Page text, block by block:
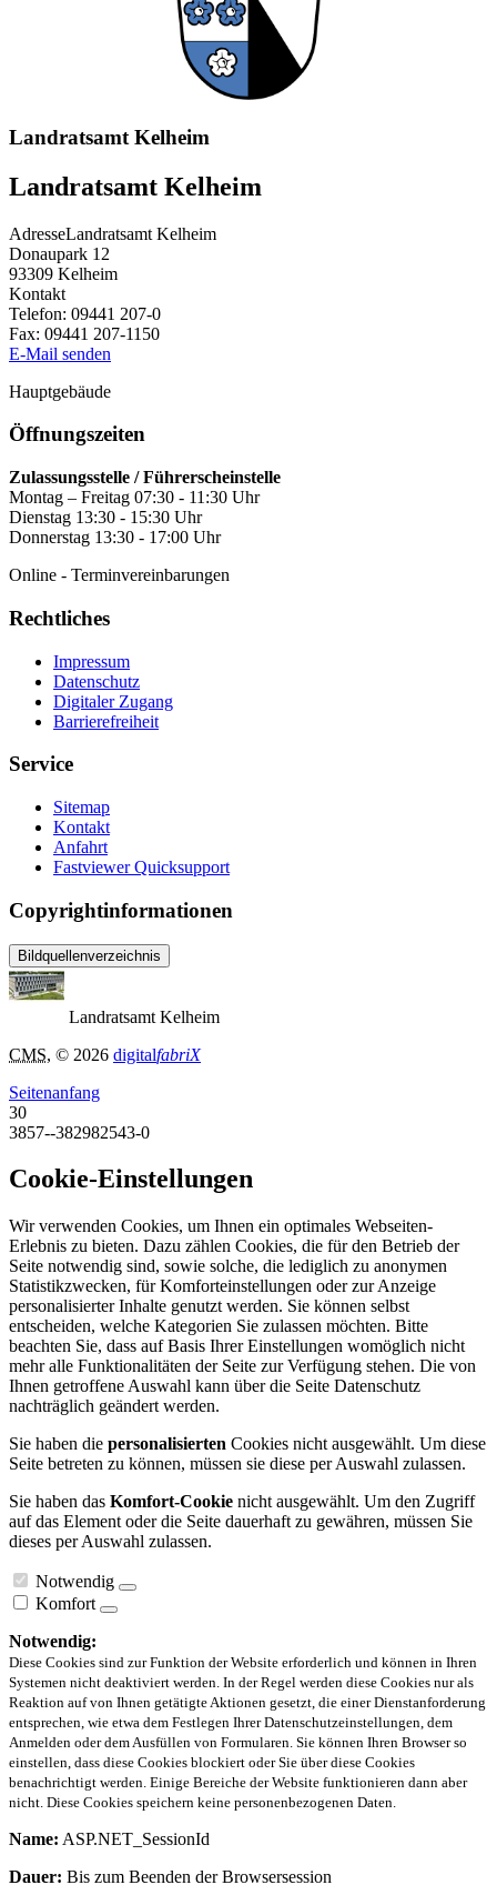
Landratsamt Kelheim
Landratsamt Kelheim
AdresseLandratsamt Kelheim
Donaupark 12
93309 Kelheim
Kontakt
Telefon: 09441 207-0
Fax: 09441 207-1150
E-Mail senden
Hauptgebäude
Öffnungszeiten
Zulassungsstelle / Führerscheinstelle
Montag – Freitag 07:30 - 11:30 Uhr
Dienstag 13:30 - 15:30 Uhr
Donnerstag 13:30 - 17:00 Uhr
Online - Terminvereinbarungen
Rechtliches
Impressum
Datenschutz
Digitaler Zugang
Barrierefreiheit
Service
Sitemap
Kontakt
Anfahrt
Fastviewer Quicksupport
Copyrightinformationen
Bildquellenverzeichnis
Landratsamt Kelheim
CMS, © 2026 digitalfabriX
Seitenanfang
30
3857--382982543-0
Cookie-Einstellungen
Wir verwenden Cookies, um Ihnen ein optimales Webseiten-
Erlebnis zu bieten. Dazu zählen Cookies, die für den Betrieb der
Seite notwendig sind, sowie solche, die lediglich zu anonymen
Statistikzwecken, für Komforteinstellungen oder zur Anzeige
personalisierter Inhalte genutzt werden. Sie können selbst
entscheiden, welche Kategorien Sie zulassen möchten. Bitte
beachten Sie, dass auf Basis Ihrer Einstellungen womöglich nicht
mehr alle Funktionalitäten der Seite zur Verfügung stehen. Die von
Ihnen getroffene Auswahl kann über die Seite Datenschutz
nachträglich geändert werden.
Sie haben die personalisierten Cookies nicht ausgewählt. Um diese
Seite betreten zu können, müssen sie diese per Auswahl zulassen.
Sie haben das Komfort-Cookie nicht ausgewählt. Um den Zugriff
auf das Element oder die Seite dauerhaft zu gewähren, müssen Sie
dieses per Auswahl zulassen.
Notwendig
Komfort
Notwendig:
Diese Cookies sind zur Funktion der Website erforderlich und können in Ihren
Systemen nicht deaktiviert werden. In der Regel werden diese Cookies nur als
Reaktion auf von Ihnen getätigte Aktionen gesetzt, die einer Dienstanforderung
entsprechen, wie etwa dem Festlegen Ihrer Datenschutzeinstellungen, dem
Anmelden oder dem Ausfüllen von Formularen. Sie können Ihren Browser so
einstellen, dass diese Cookies blockiert oder Sie über diese Cookies
benachrichtigt werden. Einige Bereiche der Website funktionieren dann aber
nicht. Diese Cookies speichern keine personenbezogenen Daten.
Name: ASP.NET_SessionId
Dauer: Bis zum Beenden der Browsersession